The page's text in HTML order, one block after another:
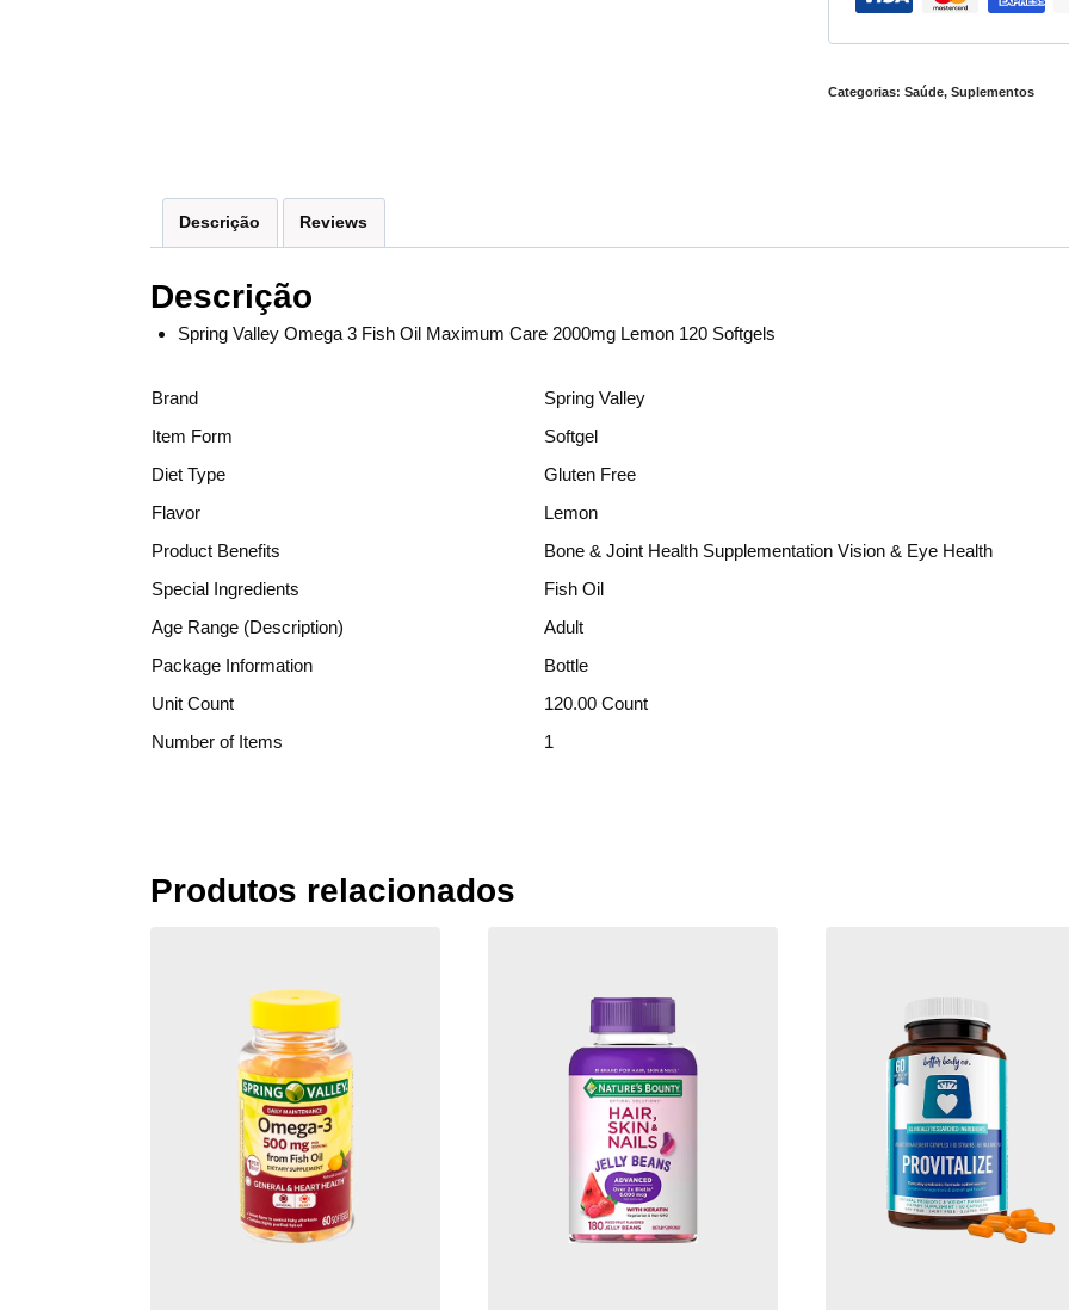
Categorias: Saúde, Suplementos
Descrição Reviews
Descrição
Spring Valley Omega 3 Fish Oil Maximum Care 2000mg Lemon 120 Softgels
Brand
Spring Valley
Item Form
Softgel
Diet Type
Gluten Free
Flavor
Lemon
Product Benefits
Bone & Joint Health Supplementation Vision & Eye Health
Special Ingredients
Fish Oil
Age Range (Description)
Adult
Package Information
Bottle
Unit Count
120.00 Count
Number of Items
1
Produtos relacionados